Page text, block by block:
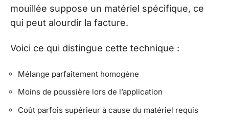
mouillée suppose un matériel spécifique, ce
qui peut alourdir la facture.
Voici ce qui distingue cette technique :
Mélange parfaitement homogène
Moins de poussière lors de l’application
Coût parfois supérieur à cause du matériel requis